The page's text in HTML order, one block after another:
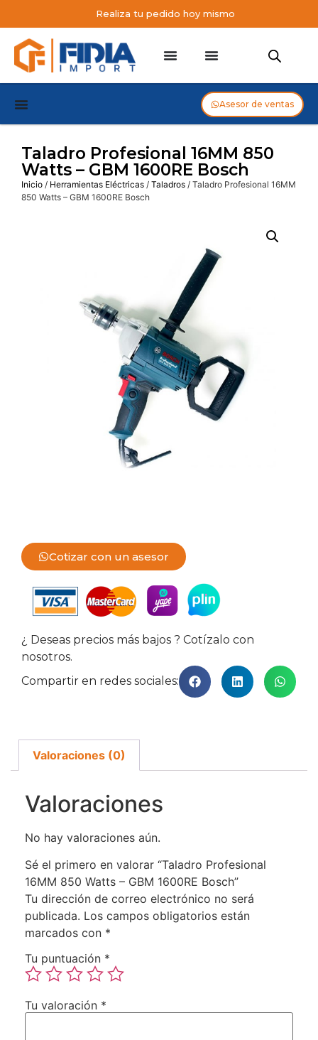
Realiza tu pedido hoy mismo
Asesor de ventas
Taladro Profesional 16MM 850
Watts – GBM 1600RE Bosch
Inicio / Herramientas Eléctricas / Taladros / Taladro Profesional 16MM
850 Watts – GBM 1600RE Bosch
Cotizar con un asesor
¿ Deseas precios más bajos ? Cotízalo con
nosotros.
Compartir en redes sociales:
Valoraciones (0)
Valoraciones
No hay valoraciones aún.
Sé el primero en valorar “Taladro Profesional
16MM 850 Watts – GBM 1600RE Bosch”
Tu dirección de correo electrónico no será
publicada. Los campos obligatorios están
marcados con *
Tu puntuación *
Tu valoración *